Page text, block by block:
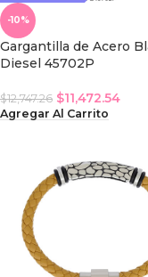
-10%
Gargantilla de Acero
Diesel 45702P
$12,747.26 $11,472.54
Agregar Al Carrito
3x2